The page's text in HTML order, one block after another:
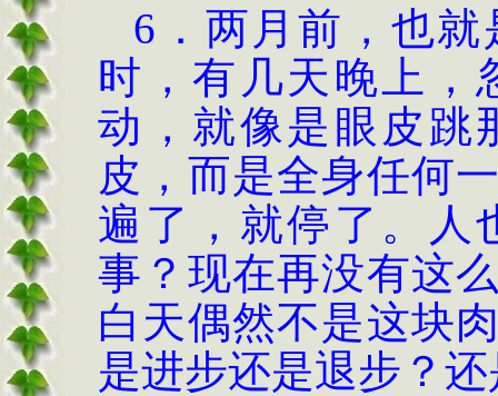
6．两月前，也
时，有几天晚上，
动，就像是眼皮跳
皮，而是全身任何
遍了，就停了。人
事？现在再没有这
白天偶然不是这块
是进步还是退步？